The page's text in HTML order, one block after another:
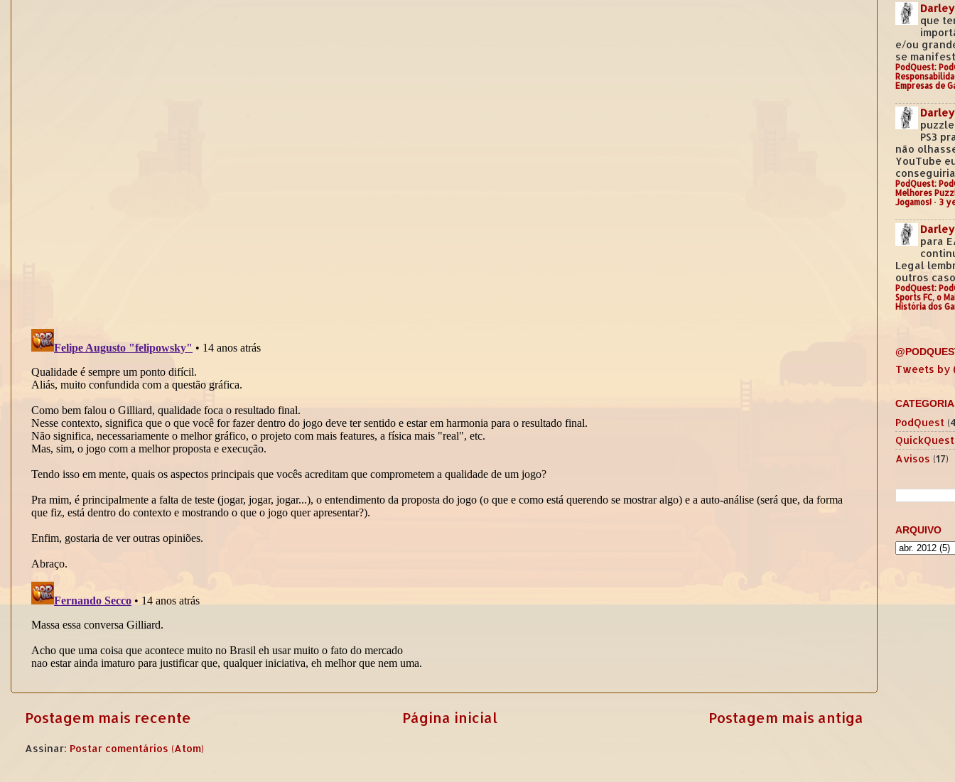
Postagem mais recente Postagem mais antiga
Página inicial
Assinar: Postar comentários (Atom)
que
e/ou
se
PodQuest:
Empresas de
PS3
não
YouTube
PodQuest:
Melhores
Jogamos! · 3
para
Legal
outros
PodQuest:
Sports FC, o
História dos
Tweets by
PodQuest
QuickQuest
Avisos (17)
ARQUIVO